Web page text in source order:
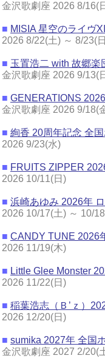
金沢歌劇座 2026 8/16(
■ MISIA 星空のライヴ
2026 8/22(土) ～ 8/23(
■ 玉置浩二 with 故郷楽
金沢歌劇座 2026 9/13(
■ GENERATIONS
金沢歌劇座 2026 9/18(
■ 絢香 20周年記念 全
2026 9/23(水)
■ FRUITS ZIPPER
2026 10/11(日)
■ 浜崎あゆみ 2026年
2026 10/17(土) ～ 10/
■ CANDY TUNE 2026
2026 11/19(木)
■ Little Glee Monster
2026 11/22(日)
■ 稲葉浩志（Ｂ’ｚ）
2026 12/20(日)
■ sumika 2027年 全国
金沢歌劇座 2027 2/20(